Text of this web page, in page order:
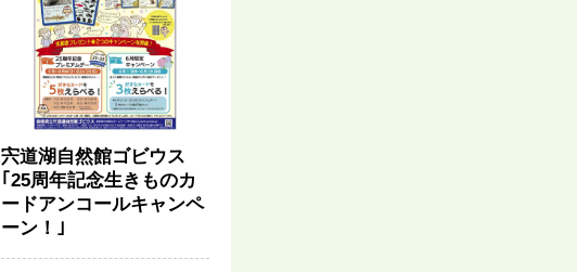
宍道湖自然館ゴビウス
｢25周年記念生きものカ
ードアンコールキャンペ
ーン！｣